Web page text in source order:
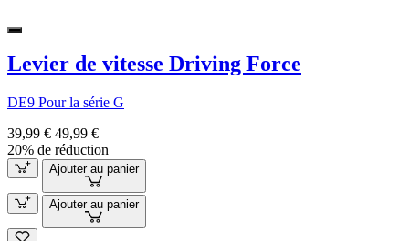
Levier de vitesse Driving Force
DE9 Pour la série G
39,99 € 49,99 €
20% de réduction
Ajouter au panier
Ajouter au panier